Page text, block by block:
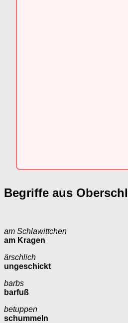
Begriffe aus
am Schlawittchen
am Kragen
ärschlich
ungeschickt
barbs
barfuß
betuppen
schummeln